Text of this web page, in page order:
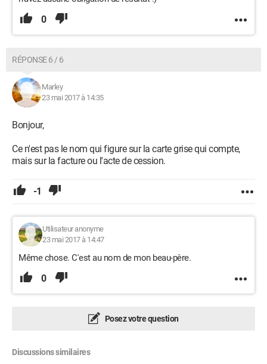
0
RÉPONSE 6 / 6
Marley
23 mai 2017 à 14:35
Bonjour,
Ce n'est pas le nom qui figure sur la carte grise qui compte,
mais sur la facture ou l'acte de cession.
-1
Utilisateur anonyme
23 mai 2017 à 14:47
Même chose. C'est au nom de mon beau-père.
0
Posez votre question
Discussions similaires